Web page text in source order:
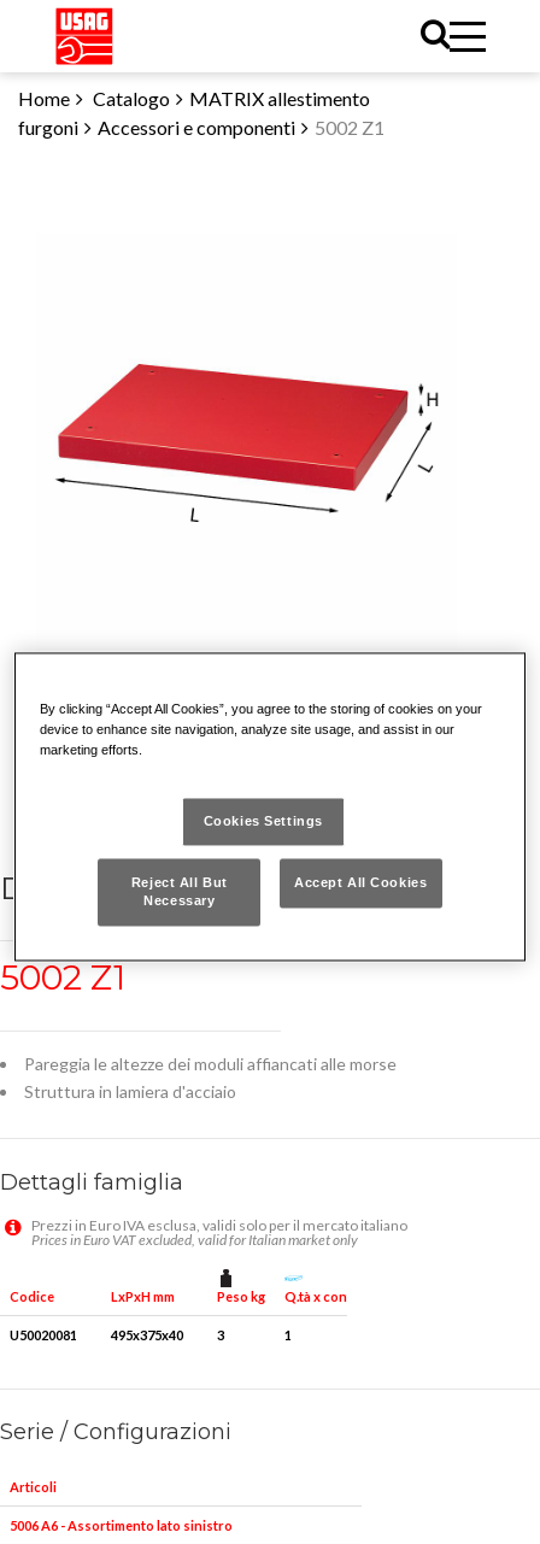
Home Catalogo
MATRIX allestimento
furgoni
Accessori e componenti 5002 Z1
DISTANZIALE
5002 Z1
Pareggia le altezze dei moduli affiancati alle morse
Struttura in lamiera d'acciaio
Dettagli famiglia
Prezzi in Euro IVA esclusa, validi solo per il mercato italiano
Prices in Euro VAT excluded, valid for Italian market only
Codice LxPxH mm Peso kg Q.tà x conf.
U50020081 495x375x40 3 1
Serie / Configurazioni
Articoli
5006 A6 - Assortimento lato sinistro
By clicking “Accept All Cookies”, you agree to the storing of cookies on your
device to enhance site navigation, analyze site usage, and assist in our
marketing efforts.
Cookies Settings
Reject All But
Necessary
Accept All Cookies